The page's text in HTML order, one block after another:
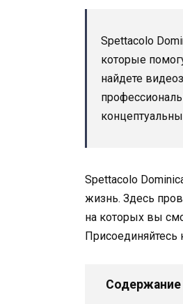
Spettacolo
которые
найдете
Spettacolo
жизнь. Здесь
на которых вы
Присоединяйтесь
Содержание